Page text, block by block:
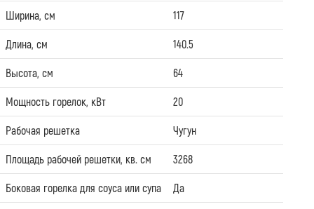
Ширина, см 117
Длина, см 140.5
Высота, см 64
Мощность горелок, кВт 20
Рабочая решетка Чугун
Площадь рабочей решетки, кв. см 3268
Боковая горелка для соуса или супа Да